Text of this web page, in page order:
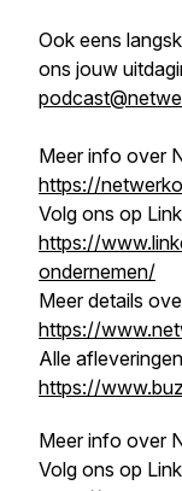
Ook eens
ons jouw
Meer info over
https://
Volg ons op
https://
ondernemen/
Meer details
https://
Alle
https://
Meer info over
Volg ons op